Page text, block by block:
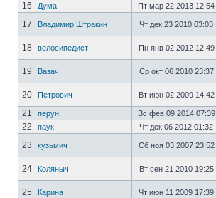
16
Дума Пт мар 22 2013 12:54
17
Владимир Штракин Чт дек 23 2010 03:03
18
велосипедист Пн янв 02 2012 12:49
19
Вазач Ср окт 06 2010 23:37
20
Петрович Вт июн 02 2009 14:42
21
перун Вс фев 09 2014 07:39
22
паук Чт дек 06 2012 01:32
23
кузьмич Сб ноя 03 2007 23:52
24
Коляныч Вт сен 21 2010 19:25
25
Карина Чт июн 11 2009 17:39